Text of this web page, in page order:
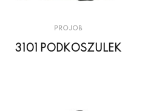
PROJOB
3101 PODKOSZULEK